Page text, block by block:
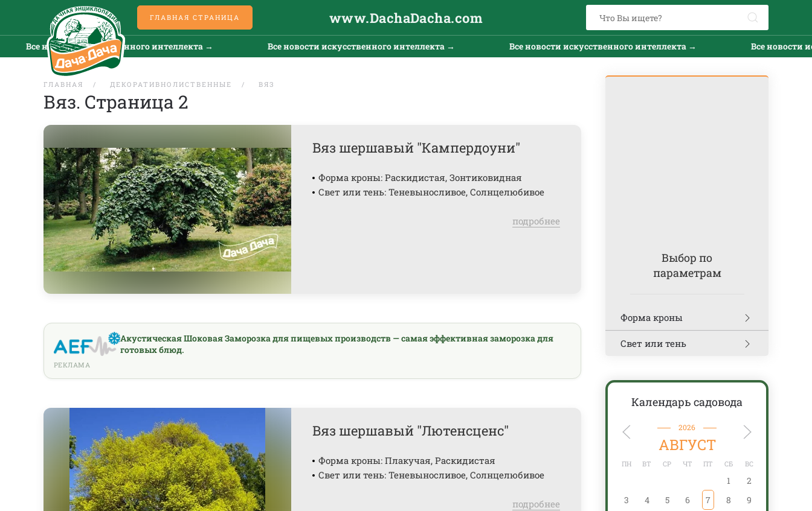
ГЛАВНАЯ СТРАНИЦА www.DachaDacha.com
Все новости искусственного интеллекта → Все новости искусственного интеллекта → Все новости искусственного интеллекта → Все новости
ГЛАВНАЯ ДЕКОРАТИВНОЛИСТВЕННЫЕ ВЯЗ
Вяз. Страница 2
Вяз шершавый "Кампердоуни"
Форма кроны: Раскидистая, Зонтиковидная
Свет или тень: Теневыносливое, Солнцелюбивое
подробнее
Акустическая Шоковая Заморозка для пищевых производств — самая эффективная заморозка для
готовых блюд.
РЕКЛАМА
Вяз шершавый "Лютенсценс"
Форма кроны: Плакучая, Раскидистая
Свет или тень: Теневыносливое, Солнцелюбивое
подробнее
Выбор по
параметрам
Форма кроны
Свет или тень
Календарь садовода
2026
АВГУСТ
ПН ВТ СР ЧТ ПТ СБ ВС
1
2
3
4 5 6 7 8
9